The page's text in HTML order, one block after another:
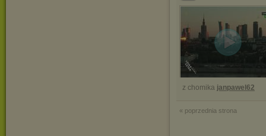
z chomika janpawel62
« poprzednia strona